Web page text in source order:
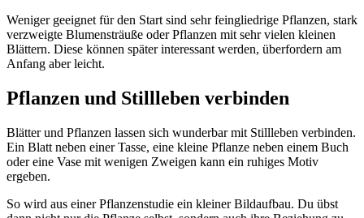
Weniger geeignet für den Start sind sehr feingliedrige Pflanzen, stark
verzweigte Blumensträuße oder Pflanzen mit sehr vielen kleinen
Blättern. Diese können später interessant werden, überfordern am
Anfang aber leicht.
Pflanzen und Stillleben verbinden
Blätter und Pflanzen lassen sich wunderbar mit Stillleben verbinden.
Ein Blatt neben einer Tasse, eine kleine Pflanze neben einem Buch
oder eine Vase mit wenigen Zweigen kann ein ruhiges Motiv
ergeben.
So wird aus einer Pflanzenstudie ein kleiner Bildaufbau. Du übst